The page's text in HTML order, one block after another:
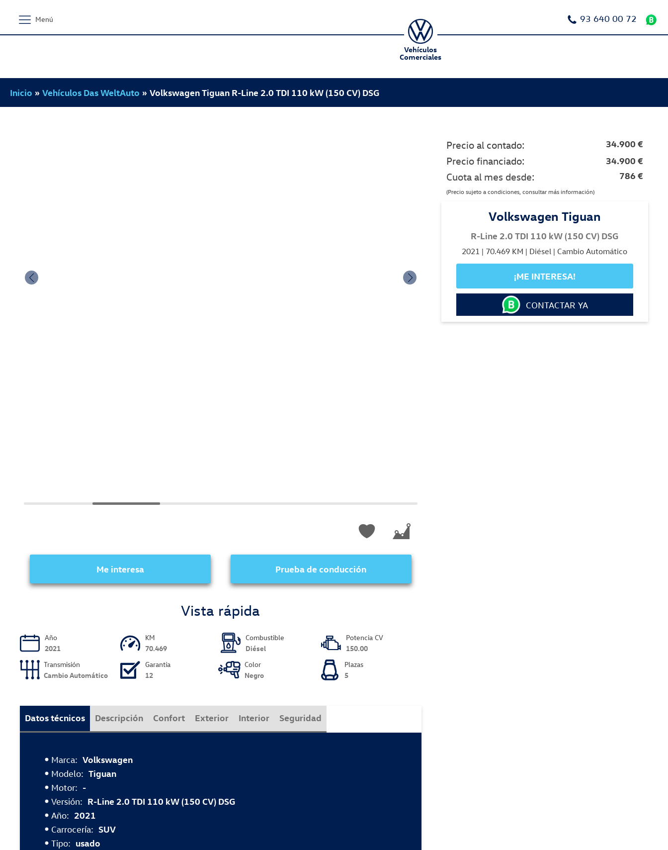
Menú 93 640 00 72
Vehículos
Comerciales
Inicio » Vehículos Das WeltAuto » Volkswagen Tiguan R-Line 2.0 TDI 110 kW (150 CV) DSG
Me interesa Prueba de conducción
Vista rápida
Año
2021
KM
70.469
Combustible
Diésel
Potencia CV
150.00
Transmisión
Cambio Automático
Garantía
12
Color
Negro
Plazas
5
Datos técnicos Descripción Confort Exterior Interior Seguridad
Marca: Volkswagen
Modelo: Tiguan
Motor: -
Versión: R-Line 2.0 TDI 110 kW (150 CV) DSG
Año: 2021
Carrocería: SUV
Tipo: usado
Precio al contado: 34.900 €
Precio financiado: 34.900 €
Cuota al mes desde: 786 €
(Precio sujeto a condiciones, consultar más información)
Volkswagen Tiguan
R-Line 2.0 TDI 110 kW (150 CV) DSG
2021 | 70.469 KM | Diésel | Cambio Automático
¡ME INTERESA!
CONTACTAR YA